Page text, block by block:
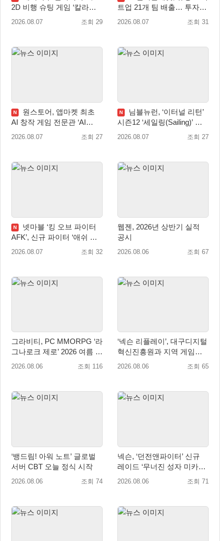
2D 비행 슈팅 게임 ‘칼라드
리우스2/다크 엘레멘트’ 올
2026.08.07 조회 29
트업 21개 팀 배출… 투자유
치∙매출성장 성과 눈길
2026.08.07 조회 31
N
원스토어, 앱마켓 최초
AI 창작 게임 전문관 ‘AI
Games’ 오픈
2026.08.07 조회 27
N
님블뉴런, ‘이터널 리턴’
시즌12 ‘세일링(Sailing)’ 프
리시즌 시작
2026.08.07 조회 27
N
넷마블 ‘킹 오브 파이터
AFK’, 신규 파이터 ‘애쉬 크
림존’ 업데이트
2026.08.07 조회 32
웹젠, 2026년 상반기 실적
공시
2026.08.06 조회 67
그라비티, PC MMORPG ‘라
그나로크 제로’ 2026 여름 프
로모션 진행!
2026.08.06 조회 116
‘넥슨 리플레이’, 대구디지털
혁신진흥원과 지역 게임산
업 육성 위한 업무협약 체결
2026.08.06 조회 65
‘뱅드림! 아워 노트’ 글로벌
서버 CBT 오늘 정식 시작
2026.08.06 조회 74
넥슨, ‘던전앤파이터’ 신규
레이드 ‘무너진 성자 미카엘
라’ 업데이트!
2026.08.06 조회 71